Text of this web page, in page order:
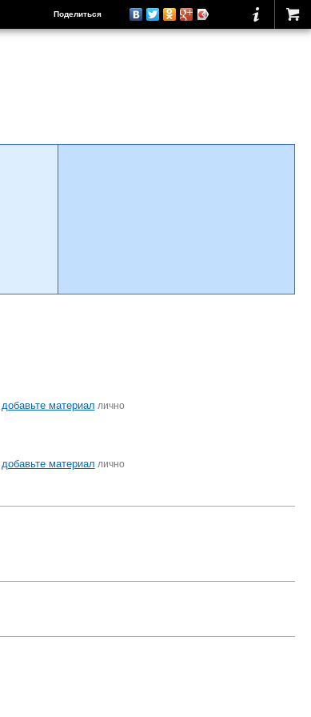
Поделиться
добавьте материал лично
добавьте материал лично